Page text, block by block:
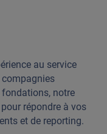
au service
fondations, notre
répondre à vos
et de reporting.